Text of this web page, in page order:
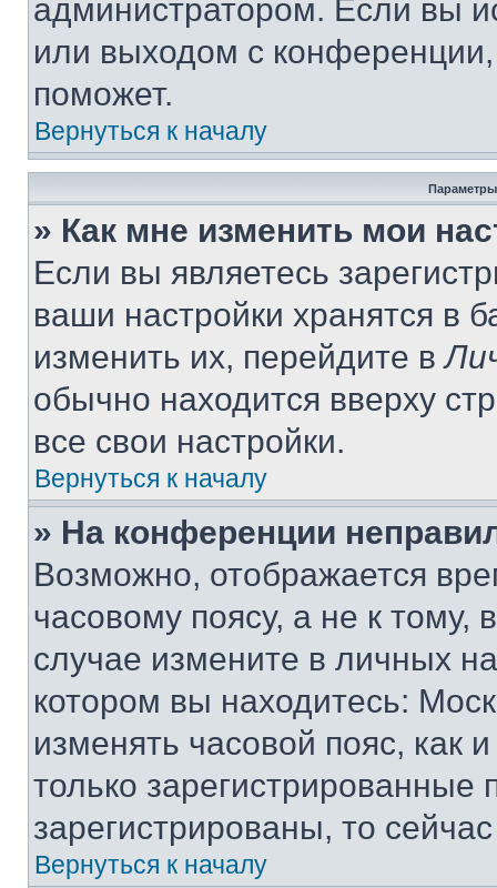
администратором. Если вы
или выходом с
поможет.
Вернуться к началу
Параметры
» Как мне изменить мои
Если вы являетесь
ваши настройки хранятся в
изменить их, перейдите в
обычно находится вверху
все свои настройки.
Вернуться к началу
» На конференции
Возможно, отображается
часовому поясу, а не к тому,
случае измените в личных
котором вы находитесь:
изменять часовой пояс, как
только
зарегистрированы, то
Вернуться к началу